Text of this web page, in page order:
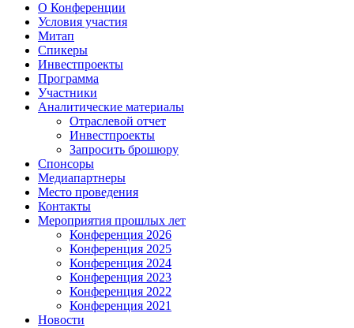
О Конференции
Условия участия
Митап
Спикеры
Инвестпроекты
Программа
Участники
Аналитические материалы
Отраслевой отчет
Инвестпроекты
Запросить брошюру
Спонсоры
Медиапартнеры
Место проведения
Контакты
Мероприятия прошлых лет
Конференция 2026
Конференция 2025
Конференция 2024
Конференция 2023
Конференция 2022
Конференция 2021
Новости